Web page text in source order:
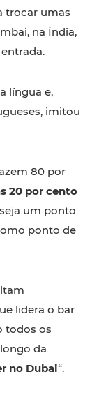
trocar umas
na Índia,
língua e,
imitou
80 por
20 por cento
um ponto
ponto de
lidera o bar
todos os
da
no Dubai“.